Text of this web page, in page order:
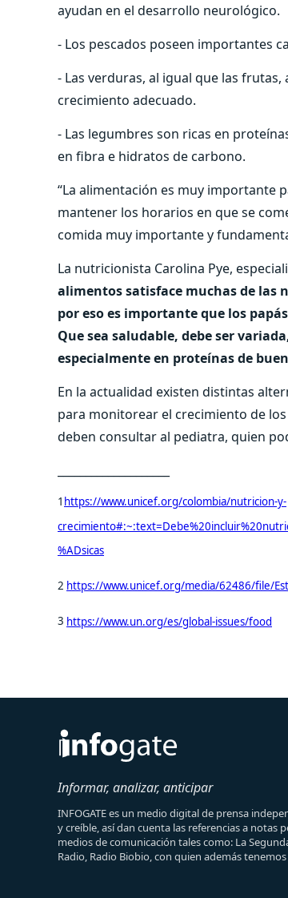
ayudan en el desarrollo neurológico.
- Los pescados poseen importantes
- Las verduras, al igual que las
crecimiento adecuado.
- Las legumbres son ricas en
en fibra e hidratos de carbono.
“La alimentación es muy importante
mantener los horarios en que se
comida muy importante y
La nutricionista Carolina Pye,
alimentos satisface muchas de las
por eso es importante que los
Que sea saludable, debe ser
especialmente en proteínas de
En la actualidad existen distintas
para monitorear el crecimiento de
deben consultar al pediatra, quien
1 https://www.unicef.org/colombia/nutricion-y-
%ADsicas
2 https://www.unicef.org/media/62486/file/
3 https://www.un.org/es/global-issues/food
Informar, analizar, anticipar
INFOGATE es un medio digital de prensa
y creíble, así dan cuenta las referencias a notas
medios de comunicación tales como: La
Radio, Radio Biobio, con quien además